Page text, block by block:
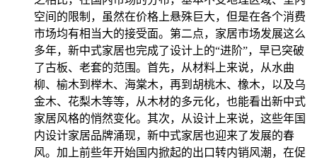
空间的限制，虽然在价格上悬殊巨大，但是在各个消费
市场均有相当大的接受面。第二点，家居市场发展这么
多年，新中式家居也完成了设计上的“进阶”，早已突破
了古板、老套的范围。首先，从材料上来说，从水曲
柳、榆木到榉木、海棠木，再到胡桃木、橡木，以及乌
金木、花梨木等等，从木材的多元化，也能看出新中式
家居风格的悄然变化。其次，从设计上来说，这些年国
内设计家居品牌涌现，新中式家居也迎来了发展的春
风。加上前些年开始国内掀起的出口转内销风潮，在促